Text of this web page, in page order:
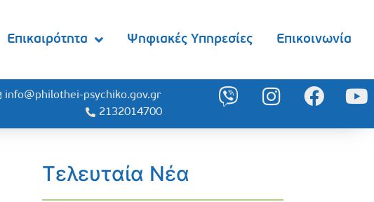
Επικαιρότητα Ψηφιακές Υπηρεσίες Επικοινωνία
info@philothei-psychiko.gov.gr
2132014700
Τελευταία Νέα